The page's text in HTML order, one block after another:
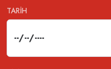
TARIH